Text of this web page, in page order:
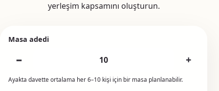
yerleşim kapsamını oluşturun.
Masa adedi
− +
Ayakta davette ortalama her 6–10 kişi için bir masa planlanabilir.